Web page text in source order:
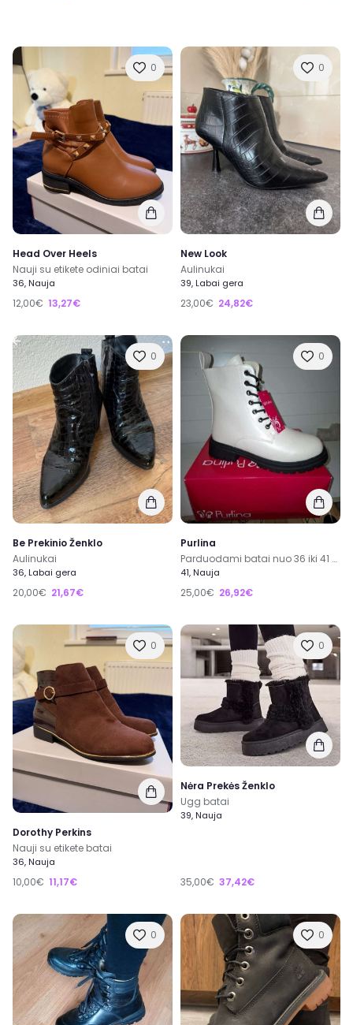
0
Head Over Heels
Nauji su etikete odiniai batai
36, Nauja
12,00€ 13,27€
0
New Look
Aulinukai
39, Labai gera
23,00€ 24,82€
0
Be Prekinio Ženklo
Aulinukai
36, Labai gera
20,00€ 21,67€
0
Purlina
Parduodami batai nuo 36 iki 41 dydžio,kaina 25e,siunčiam į visus miestus
41, Nauja
25,00€ 26,92€
0
Dorothy Perkins
Nauji su etikete batai
36, Nauja
10,00€ 11,17€
0
Nėra Prekės Ženklo
Ugg batai
39, Nauja
35,00€ 37,42€
0 0